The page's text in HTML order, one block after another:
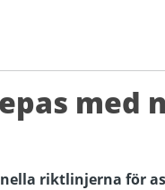
med
riktlinjerna för